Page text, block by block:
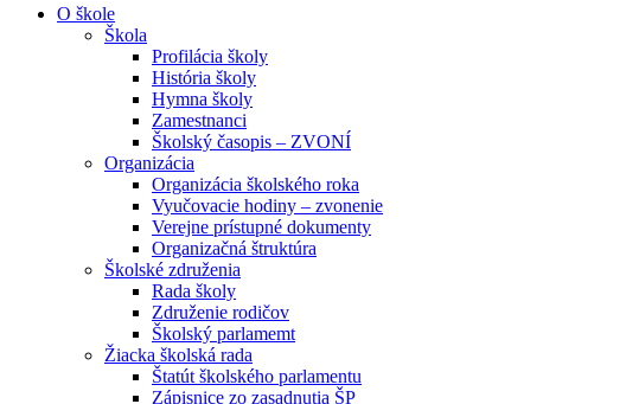
O škole
Škola
Profilácia školy
História školy
Hymna školy
Zamestnanci
Školský časopis – ZVONÍ
Organizácia
Organizácia školského roka
Vyučovacie hodiny – zvonenie
Verejne prístupné dokumenty
Organizačná štruktúra
Školské združenia
Rada školy
Združenie rodičov
Školský parlamemt
Žiacka školská rada
Štatút školského parlamentu
Zápisnice zo zasadnutia ŠP